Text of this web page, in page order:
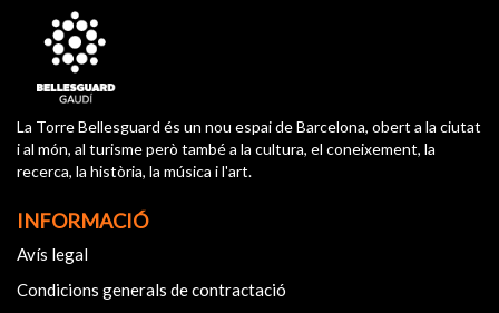
La Torre Bellesguard és un nou espai de Barcelona, obert a la ciutat
i al món, al turisme però també a la cultura, el coneixement, la
recerca, la història, la música i l'art.
INFORMACIÓ
Avís legal
Condicions generals de contractació